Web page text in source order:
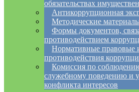
обязательствах
Антикоррупционная
Методические
Формы документов,
противодействием
Нормативные правовые
противодействия
Комиссия по
служебному поведению и
конфликта интересов